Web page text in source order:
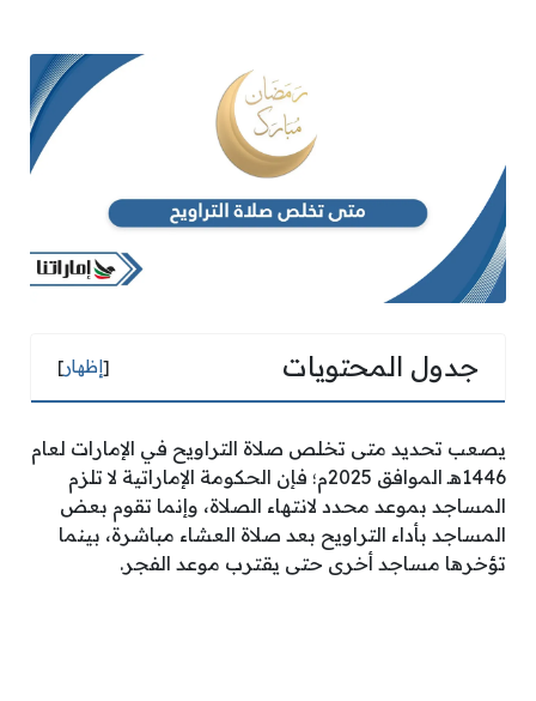
جدول المحتويات [إظهار]
يصعب تحديد متى تخلص صلاة التراويح في الإمارات لعام
1446هـ الموافق 2025م؛ فإن الحكومة الإماراتية لا تلزم
المساجد بموعد محدد لانتهاء الصلاة، وإنما تقوم بعض
المساجد بأداء التراويح بعد صلاة العشاء مباشرة، بينما
تؤخرها مساجد أخرى حتى يقترب موعد الفجر.